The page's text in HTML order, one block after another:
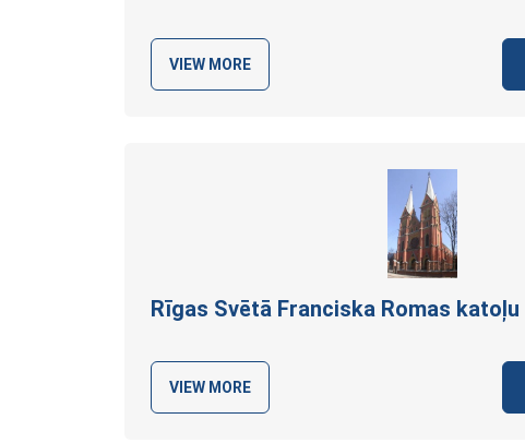
VIEW MORE
Rīgas Svētā Franciska Romas katoļu
VIEW MORE